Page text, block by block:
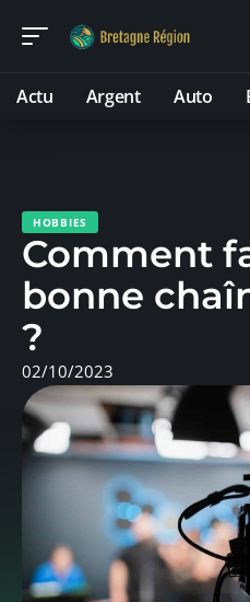
Actu Argent Auto
HOBBIES
Comment
bonne
?
02/10/2023